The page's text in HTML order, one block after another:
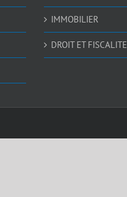
IMMOBILIER
DROIT ET FISCALITE